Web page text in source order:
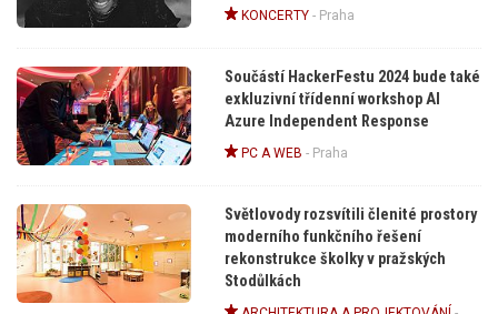
KONCERTY- Praha
Součástí HackerFestu 2024 bude také
exkluzivní třídenní workshop AI
Azure Independent Response
PC A WEB - Praha
Světlovody rozsvítili členité prostory
moderního funkčního řešení
rekonstrukce školky v pražských
Stodůlkách